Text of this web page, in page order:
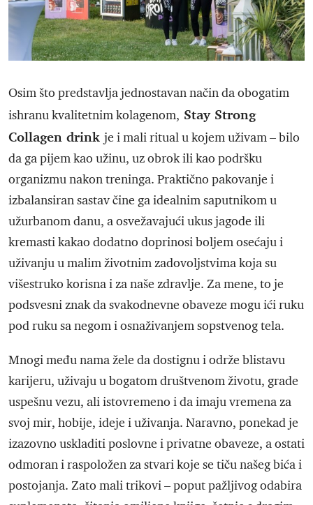
Osim što predstavlja jednostavan način da obogatim
ishranu kvalitetnim kolagenom, Stay Strong
Collagen drink je i mali ritual u kojem uživam – bilo
da ga pijem kao užinu, uz obrok ili kao podršku
organizmu nakon treninga. Praktično pakovanje i
izbalansiran sastav čine ga idealnim saputnikom u
užurbanom danu, a osvežavajući ukus jagode ili
kremasti kakao dodatno doprinosi boljem osećaju i
uživanju u malim životnim zadovoljstvima koja su
višestruko korisna i za naše zdravlje. Za mene, to je
podsvesni znak da svakodnevne obaveze mogu ići ruku
pod ruku sa negom i osnaživanjem sopstvenog tela.
Mnogi među nama žele da dostignu i održe blistavu
karijeru, uživaju u bogatom društvenom životu, grade
uspešnu vezu, ali istovremeno i da imaju vremena za
svoj mir, hobije, ideje i uživanja. Naravno, ponekad je
izazovno uskladiti poslovne i privatne obaveze, a ostati
odmoran i raspoložen za stvari koje se tiču našeg bića i
postojanja. Zato mali trikovi – poput pažljivog odabira